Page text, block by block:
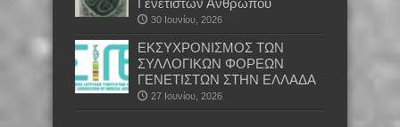
30 Ιουνίου, 2026
EKΣΥΧΡΟΝΙΣΜΟΣ ΤΩΝ
ΣΥΛΛΟΓΙΚΩΝ ΦΟΡΕΩΝ
ΓΕΝΕΤΙΣΤΩΝ ΣΤΗΝ ΕΛΛΑΔΑ
27 Ιουνίου, 2026